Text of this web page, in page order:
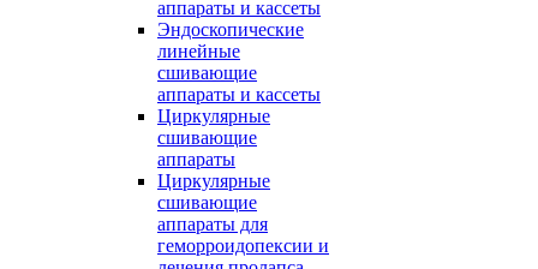
аппараты и кассеты
Эндоскопические
линейные
сшивающие
аппараты и кассеты
Циркулярные
сшивающие
аппараты
Циркулярные
сшивающие
аппараты для
геморроидопексии и